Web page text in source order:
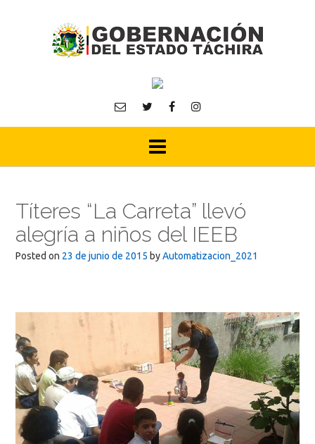
Títeres “La Carreta” llevó
alegría a niños del IEEB
Posted on 23 de junio de 2015 byAutomatizacion_2021